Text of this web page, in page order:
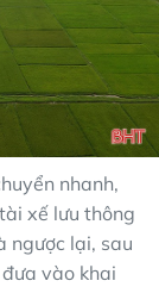
nhanh,
xế lưu thông
ngược lại, sau
vào khai